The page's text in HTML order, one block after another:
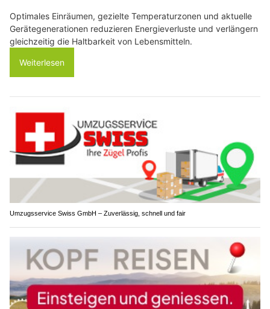
Optimales Einräumen, gezielte Temperaturzonen und aktuelle
Gerätegenerationen reduzieren Energieverluste und verlängern
gleichzeitig die Haltbarkeit von Lebensmitteln.
Weiterlesen
Umzugsservice Swiss GmbH – Zuverlässig, schnell und fair